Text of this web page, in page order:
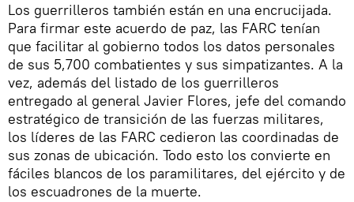
Los guerrilleros también están en una encrucijada.
Para firmar este acuerdo de paz, las FARC tenían
que facilitar al gobierno todos los datos personales
de sus 5,700 combatientes y sus simpatizantes. A la
vez, además del listado de los guerrilleros
entregado al general Javier Flores, jefe del comando
estratégico de transición de las fuerzas militares,
los líderes de las FARC cedieron las coordinadas de
sus zonas de ubicación. Todo esto los convierte en
fáciles blancos de los paramilitares, del ejército y de
los escuadrones de la muerte.